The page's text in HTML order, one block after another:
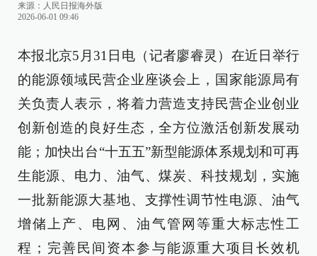
来源： 人民日报海外版
2026-06-01 09:46
本报北京5月31日电（记者廖睿灵）在近日举行
的能源领域民营企业座谈会上，国家能源局有
关负责人表示，将着力营造支持民营企业创业
创新创造的良好生态，全方位激活创新发展动
能；加快出台“十五五”新型能源体系规划和可再
生能源、电力、油气、煤炭、科技规划，实施
一批新能源大基地、支撑性调节性电源、油气
增储上产、电网、油气管网等重大标志性工
程；完善民间资本参与能源重大项目长效机